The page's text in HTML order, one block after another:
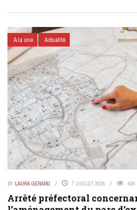
A la une Actualité
BY LAURA GERARD 7 JUILLET 2026 416
Arrêté préfectoral